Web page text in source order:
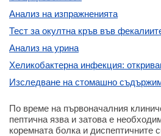
Анализ на изпражненията
Тест за окултна кръв във
Анализ на урина
Хеликобактерна инфекция:
Изследване на стомашно
По време на първоначалния
пептична язва и затова е
коремната болка и диспептичните